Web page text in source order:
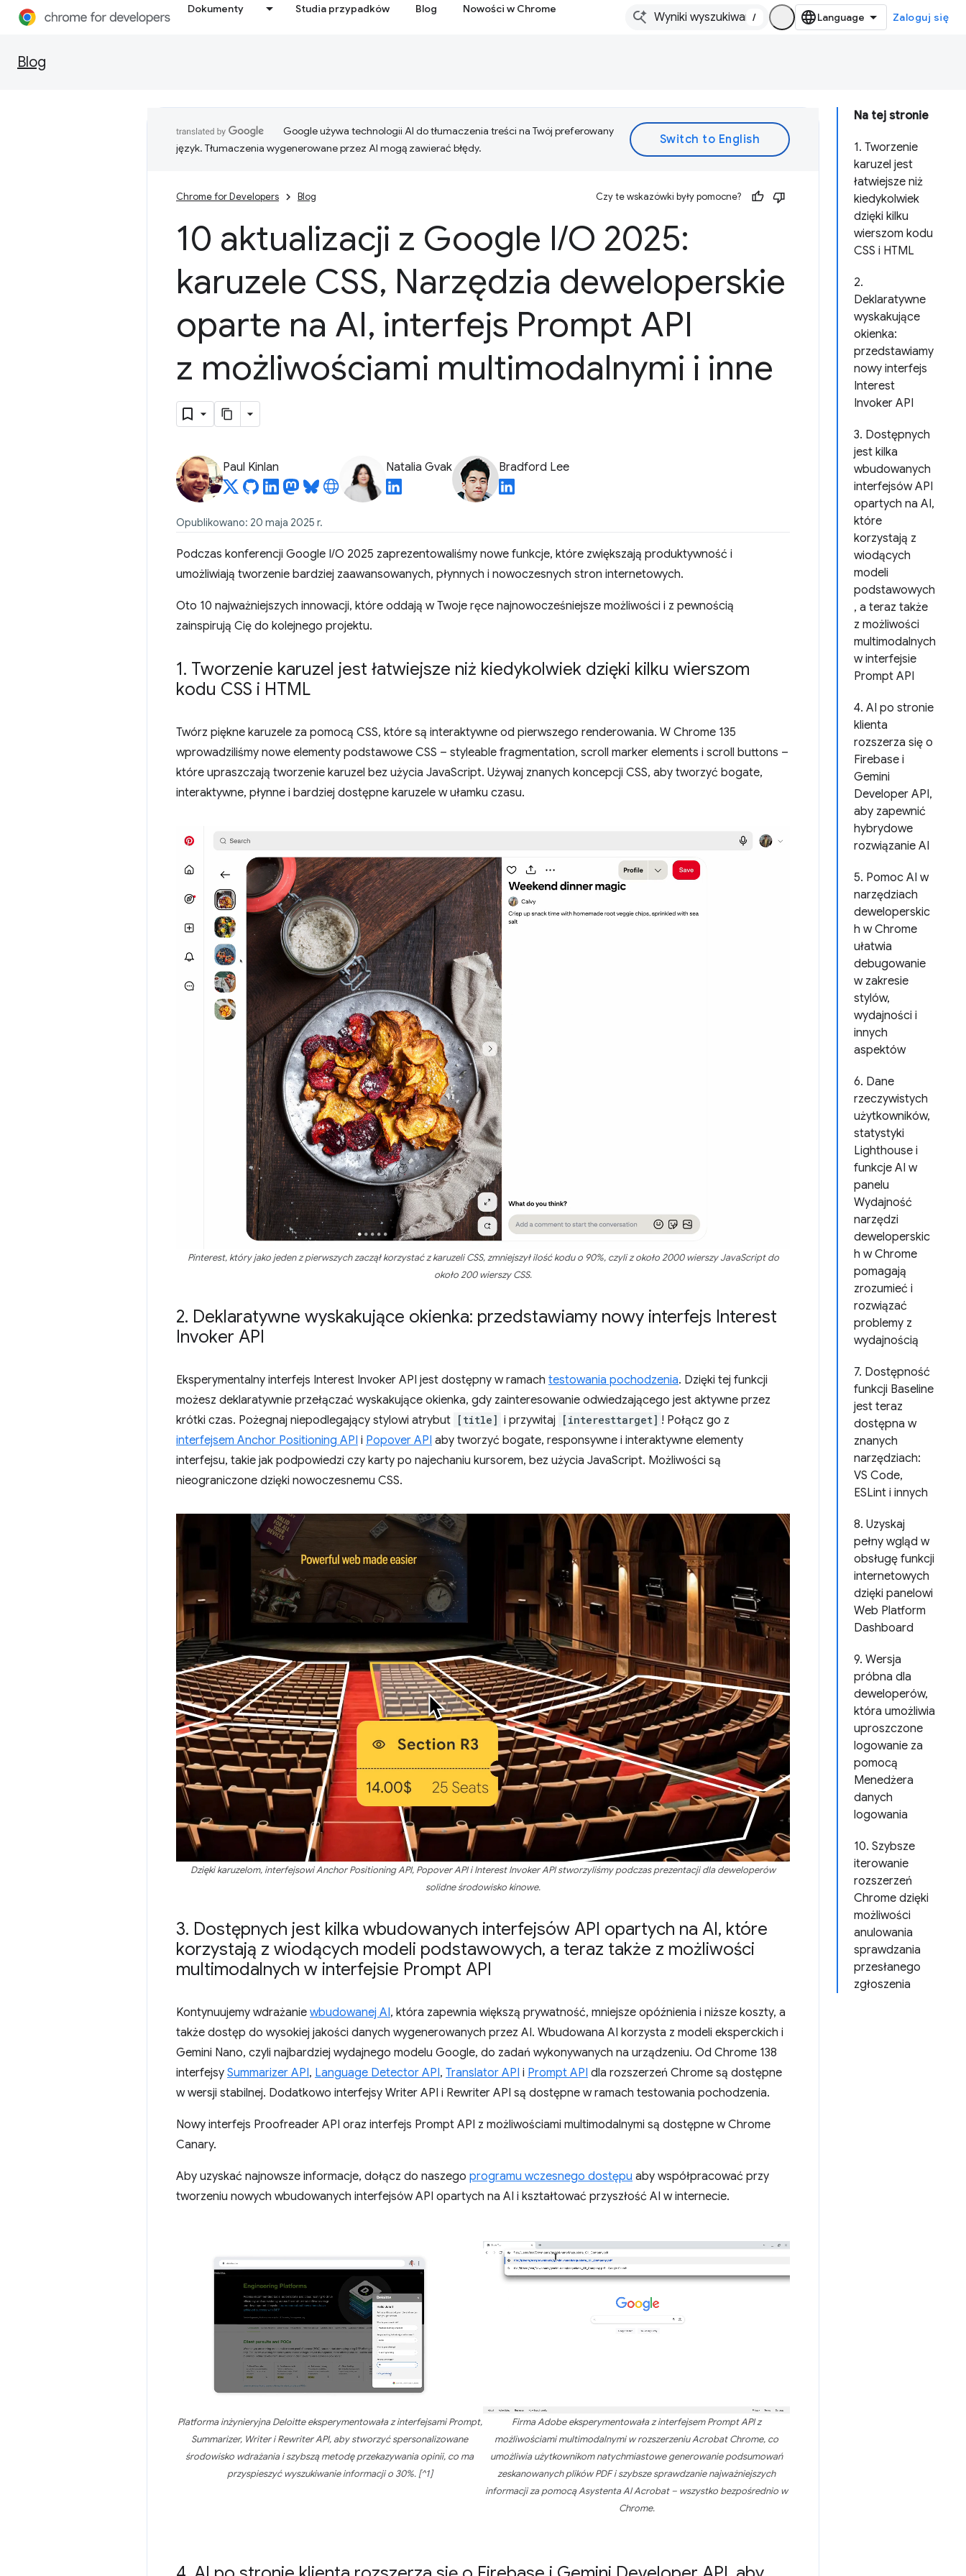
Dokumenty Studia przypadków Blog Nowości w Chrome
/ Zaloguj się
Blog
Na tej stronie
1. Tworzenie
karuzel jest
łatwiejsze niż
kiedykolwiek
dzięki kilku
wierszom kodu
CSS i HTML
2.
Deklaratywne
wyskakujące
okienka:
przedstawiamy
nowy interfejs
Interest
Invoker API
3. Dostępnych
jest kilka
wbudowanych
interfejsów API
opartych na AI,
które
korzystają z
wiodących
modeli
podstawowych
, a teraz także
z możliwości
multimodalnych
w interfejsie
Prompt API
4. AI po stronie
klienta
rozszerza się o
Firebase i
Gemini
Developer API,
aby zapewnić
hybrydowe
rozwiązanie AI
5. Pomoc AI w
narzędziach
deweloperskic
h w Chrome
ułatwia
debugowanie
w zakresie
stylów,
wydajności i
innych
aspektów
6. Dane
rzeczywistych
użytkowników,
statystyki
Lighthouse i
funkcje AI w
panelu
Wydajność
narzędzi
deweloperskic
h w Chrome
pomagają
zrozumieć i
rozwiązać
problemy z
wydajnością
7. Dostępność
funkcji Baseline
jest teraz
dostępna w
znanych
narzędziach:
VS Code,
ESLint i innych
8. Uzyskaj
pełny wgląd w
obsługę funkcji
internetowych
dzięki panelowi
Web Platform
Dashboard
9. Wersja
próbna dla
deweloperów,
która umożliwia
uproszczone
logowanie za
pomocą
Menedżera
danych
logowania
10. Szybsze
iterowanie
rozszerzeń
Chrome dzięki
możliwości
anulowania
sprawdzania
przesłanego
zgłoszenia
Google używa technologii AI do tłumaczenia treści na Twój preferowany
język. Tłumaczenia wygenerowane przez AI mogą zawierać błędy.
Chrome for Developers Blog Czy te wskazówki były pomocne?
10 aktualizacji z Google I/O 2025:
karuzele CSS, Narzędzia deweloperskie
oparte na AI, interfejs Prompt API
z możliwościami multimodalnymi i inne
Paul Kinlan Natalia Gvak Bradford Lee
Opublikowano: 20 maja 2025 r.
Podczas konferencji Google I/O 2025 zaprezentowaliśmy nowe funkcje, które zwiększają produktywność i
umożliwiają tworzenie bardziej zaawansowanych, płynnych i nowoczesnych stron internetowych.
Oto 10 najważniejszych innowacji, które oddają w Twoje ręce najnowocześniejsze możliwości i z pewnością
zainspirują Cię do kolejnego projektu.
1. Tworzenie karuzel jest łatwiejsze niż kiedykolwiek dzięki kilku wierszom
kodu CSS i HTML
Twórz piękne karuzele za pomocą CSS, które są interaktywne od pierwszego renderowania. W Chrome 135
wprowadziliśmy nowe elementy podstawowe CSS – styleable fragmentation, scroll marker elements i scroll buttons –
które upraszczają tworzenie karuzel bez użycia JavaScript. Używaj znanych koncepcji CSS, aby tworzyć bogate,
interaktywne, płynne i bardziej dostępne karuzele w ułamku czasu.
Pinterest, który jako jeden z pierwszych zaczął korzystać z karuzeli CSS, zmniejszył ilość kodu o 90%, czyli z około 2000 wierszy JavaScript do
około 200 wierszy CSS.
2. Deklaratywne wyskakujące okienka: przedstawiamy nowy interfejs Interest
Invoker API
Eksperymentalny interfejs Interest Invoker API jest dostępny w ramach testowania pochodzenia. Dzięki tej funkcji
możesz deklaratywnie przełączać wyskakujące okienka, gdy zainteresowanie odwiedzającego jest aktywne przez
krótki czas. Pożegnaj niepodlegający stylowi atrybut [title] i przywitaj [interesttarget] ! Połącz go z
interfejsem Anchor Positioning API i Popover API aby tworzyć bogate, responsywne i interaktywne elementy
interfejsu, takie jak podpowiedzi czy karty po najechaniu kursorem, bez użycia JavaScript. Możliwości są
nieograniczone dzięki nowoczesnemu CSS.
Dzięki karuzelom, interfejsowi Anchor Positioning API, Popover API i Interest Invoker API stworzyliśmy podczas prezentacji dla deweloperów
solidne środowisko kinowe.
3. Dostępnych jest kilka wbudowanych interfejsów API opartych na AI, które
korzystają z wiodących modeli podstawowych, a teraz także z możliwości
multimodalnych w interfejsie Prompt API
Kontynuujemy wdrażanie wbudowanej AI, która zapewnia większą prywatność, mniejsze opóźnienia i niższe koszty, a
także dostęp do wysokiej jakości danych wygenerowanych przez AI. Wbudowana AI korzysta z modeli eksperckich i
Gemini Nano, czyli najbardziej wydajnego modelu Google, do zadań wykonywanych na urządzeniu. Od Chrome 138
interfejsy Summarizer API, Language Detector API, Translator API i Prompt API dla rozszerzeń Chrome są dostępne
w wersji stabilnej. Dodatkowo interfejsy Writer API i Rewriter API są dostępne w ramach testowania pochodzenia.
Nowy interfejs Proofreader API oraz interfejs Prompt API z możliwościami multimodalnymi są dostępne w Chrome
Canary.
Aby uzyskać najnowsze informacje, dołącz do naszego programu wczesnego dostępu aby współpracować przy
tworzeniu nowych wbudowanych interfejsów API opartych na AI i kształtować przyszłość AI w internecie.
Platforma inżynieryjna Deloitte eksperymentowała z interfejsami Prompt,
Summarizer, Writer i Rewriter API, aby stworzyć spersonalizowane
środowisko wdrażania i szybszą metodę przekazywania opinii, co ma
przyspieszyć wyszukiwanie informacji o 30%. [^1]
Firma Adobe eksperymentowała z interfejsem Prompt API z
możliwościami multimodalnymi w rozszerzeniu Acrobat Chrome, co
umożliwia użytkownikom natychmiastowe generowanie podsumowań
zeskanowanych plików PDF i szybsze sprawdzanie najważniejszych
informacji za pomocą Asystenta AI Acrobat – wszystko bezpośrednio w
Chrome.